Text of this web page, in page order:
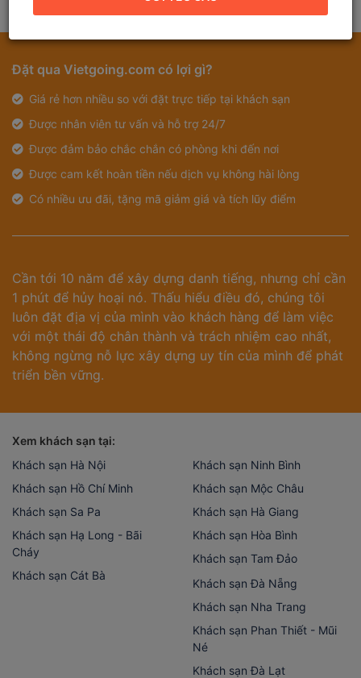
Đặt qua Vietgoing.com có lợi gì?
Giá rẻ hơn nhiều so với đặt trực tiếp tại khách sạn
Được nhân viên tư vấn và hỗ trợ 24/7
Được đảm bảo chắc chắn có phòng khi đến nơi
Được cam kết hoàn tiền nếu dịch vụ không hài lòng
Có nhiều ưu đãi, tặng mã giảm giá và tích lũy điểm
Cần tới 10 năm để xây dựng danh tiếng, nhưng chỉ cần
1 phút để hủy hoại nó. Thấu hiểu điều đó, chúng tôi
luôn đặt địa vị của mình vào khách hàng để làm việc
với một thái độ chân thành và trách nhiệm cao nhất,
không ngừng nỗ lực xây dựng uy tín của mình để phát
triển bền vững.
Xem khách sạn tại:
Khách sạn Hà Nội
Khách sạn Hồ Chí Minh
Khách sạn Sa Pa
Khách sạn Hạ Long - Bãi
Cháy
Khách sạn Cát Bà
Khách sạn Ninh Bình
Khách sạn Mộc Châu
Khách sạn Hà Giang
Khách sạn Hòa Bình
Khách sạn Tam Đảo
Khách sạn Đà Nẵng
Khách sạn Nha Trang
Khách sạn Phan Thiết - Mũi
Né
Khách sạn Đà Lạt